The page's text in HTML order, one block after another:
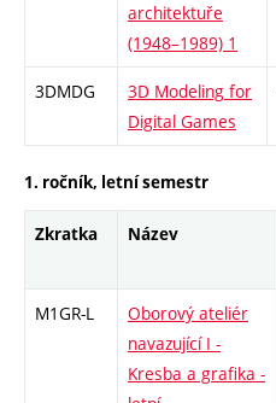
architektuře
(1948–1989) 1
3DMDG
3D Modeling for
Digital Games
1. ročník, letní semestr
Zkratka Název
M1GR-L
Oborový ateliér
navazující I -
Kresba a grafika -